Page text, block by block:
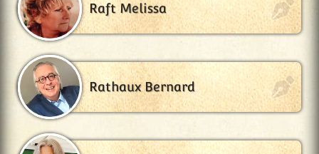
Raft Melissa
Rathaux Bernard